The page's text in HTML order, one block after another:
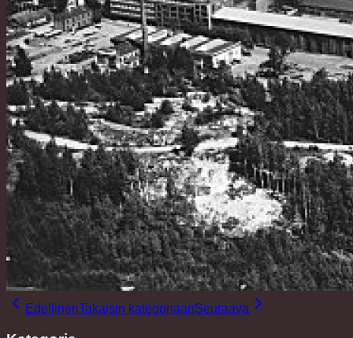
EdellinenTakaisin kategoriaanSeuraava